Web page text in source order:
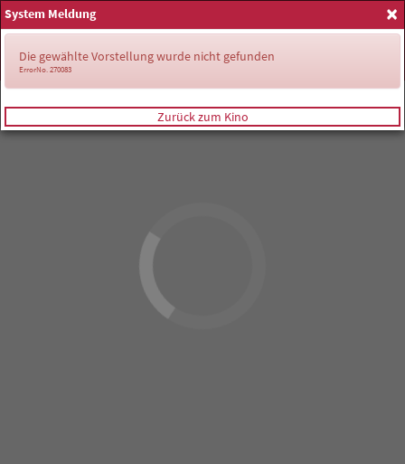
Anmelden
×
System Meldung
Die gewählte Vorstellung wurde nicht gefunden
ErrorNo. 270083
Zurück zum Kino